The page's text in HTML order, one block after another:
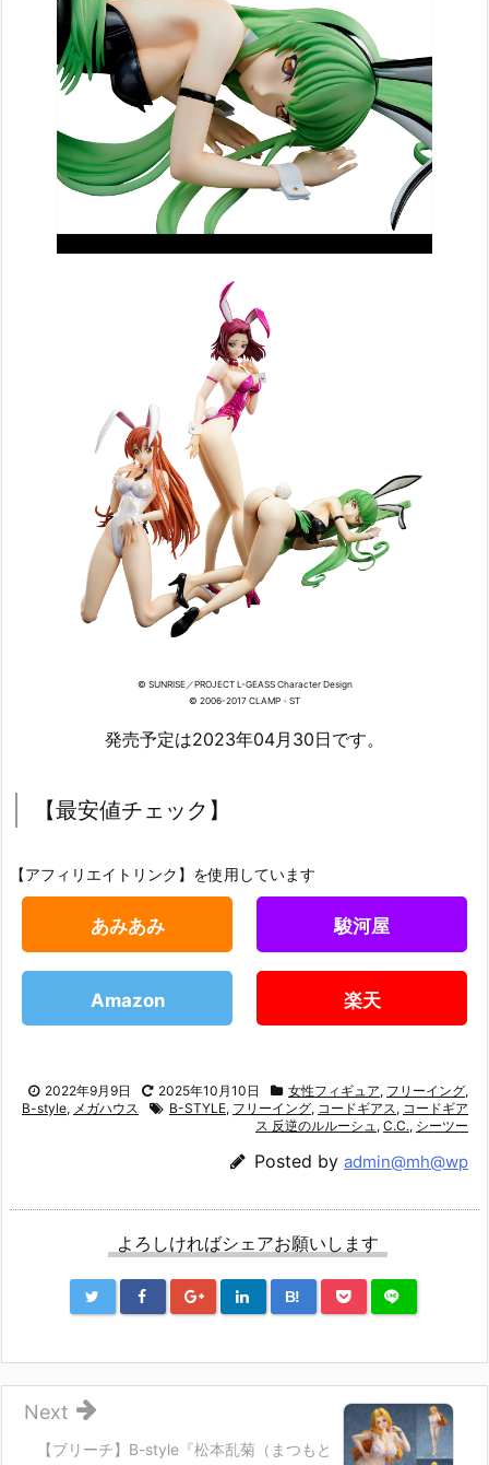
© SUNRISE／PROJECT L-GEASS Character Design
© 2006-2017 CLAMP・ST
発売予定は2023年04月30日です。
【最安値チェック】
【アフィリエイトリンク】を使用しています
あみあみ 駿河屋
Amazon 楽天
2022年9月9日 2025年10月10日 女性フィギュア, フリーイング,
B-style, メガハウス B-STYLE, フリーイング, コードギアス, コードギア
ス 反逆のルルーシュ, C.C., シーツー
Posted by admin@mh@wp
よろしければシェアお願いします
B!
【ブリーチ】B-style『松本乱菊（まつもと
Next